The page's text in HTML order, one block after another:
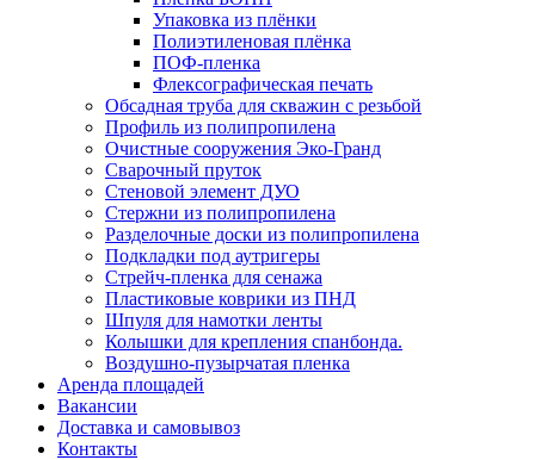
Упаковка из плёнки
Полиэтиленовая плёнка
ПОФ-пленка
Флексографическая печать
Обсадная труба для скважин с резьбой
Профиль из полипропилена
Очистные сооружения Эко-Гранд
Сварочный пруток
Стеновой элемент ДУО
Стержни из полипропилена
Разделочные доски из полипропилена
Подкладки под аутригеры
Cтрейч-пленка для сенажа
Пластиковые коврики из ПНД
Шпуля для намотки ленты
Колышки для крепления спанбонда.
Воздушно-пузырчатая пленка
Аренда площадей
Вакансии
Доставка и самовывоз
Контакты